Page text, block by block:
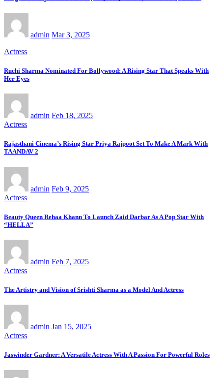
admin Mar 3, 2025
Actress
Ruchi Sharma Nominated For Bollywood: A Rising Star That Speaks With
Her Eyes
admin Feb 18, 2025
Actress
Rajasthani Cinema’s Rising Star Priya Rajpoot Set To Make A Mark With
TAANDAV 2
admin Feb 9, 2025
Actress
Beauty Queen Rehaa Khann To Launch Zaid Darbar As A Pop Star With
“HELLA”
admin Feb 7, 2025
Actress
The Artistry and Vision of Srishti Sharma as a Model And Actress
admin Jan 15, 2025
Actress
Jaswinder Gardner: A Versatile Actress With A Passion For Powerful Roles